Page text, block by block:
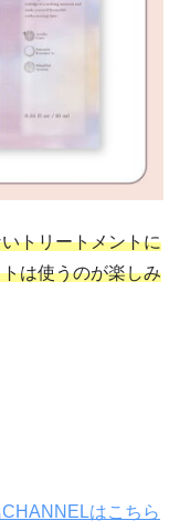
トリートメントに
は使うのが楽しみ
はこちら